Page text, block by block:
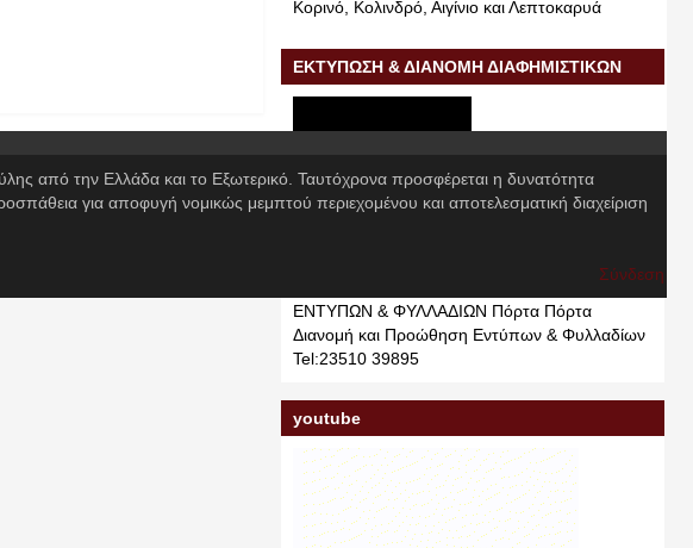
Κορινό, Κολινδρό, Αιγίνιο και Λεπτοκαρυά
ΕΚΤΥΠΩΣΗ & ΔΙΑΝΟΜΗ ΔΙΑΦΗΜΙΣΤΙΚΩΝ
ΕΝΤΥΠΩΝ & ΦΥΛΛΑΔΙΩΝ
ΕΝΤΥΠΩΝ & ΦΥΛΛΑΔΙΩΝ Πόρτα Πόρτα
Διανομή και Προώθηση Εντύπων & Φυλλαδίων
Tel:23510 39895
youtube
από την Ελλάδα και το Εξωτερικό. Ταυτόχρονα προσφέρεται η δυνατότητα
για αποφυγή νομικώς μεμπτού περιεχομένου και αποτελεσματική διαχείριση
Σύνδεση